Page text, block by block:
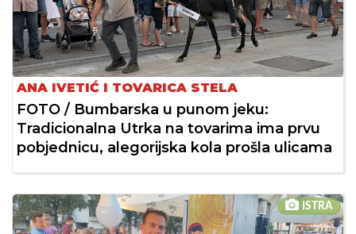
ANA IVETIĆ I TOVARICA STELA
FOTO / Bumbarska u punom jeku:
Tradicionalna Utrka na tovarima ima prvu
pobjednicu, alegorijska kola prošla ulicama
ISTRA